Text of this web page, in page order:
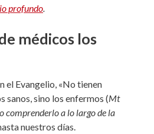
profundo.
médicos los
el Evangelio, «No tienen
sanos, sino los enfermos (Mt
comprenderlo a lo largo de la
nuestros días.